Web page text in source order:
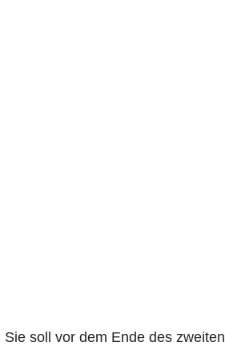
soll vor dem Ende des zweiten